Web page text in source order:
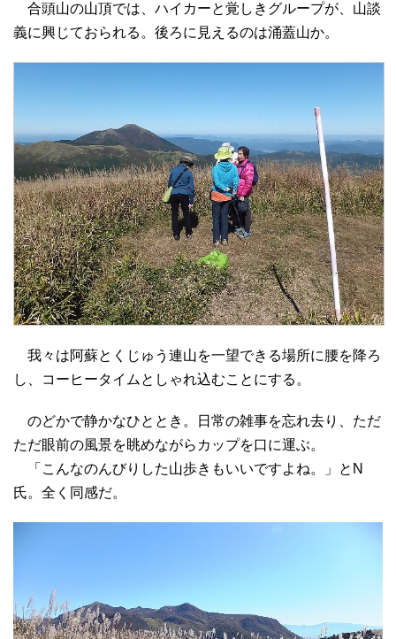
合頭山の山頂では、ハイカーと覚しきグループが、山談
義に興じておられる。後ろに見えるのは涌蓋山か。
我々は阿蘇とくじゅう連山を一望できる場所に腰を降ろ
し、コーヒータイムとしゃれ込むことにする。
のどかで静かなひととき。日常の雑事を忘れ去り、ただ
ただ眼前の風景を眺めながらカップを口に運ぶ。
「こんなのんびりした山歩きもいいですよね。」とN
氏。全く同感だ。